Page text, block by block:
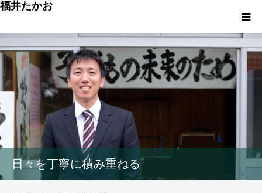
福井たかお
日々を丁寧に積み重ねる
福津への想いと実績
重点政策と市役所活性化策
プロフィール
市政方針ーまちの未来を再設計ー